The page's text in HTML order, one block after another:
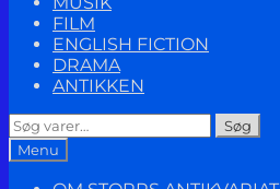
FILM
ENGLISH FICTION
DRAMA
ANTIKKEN
Søg
efter:
Søg
Menu